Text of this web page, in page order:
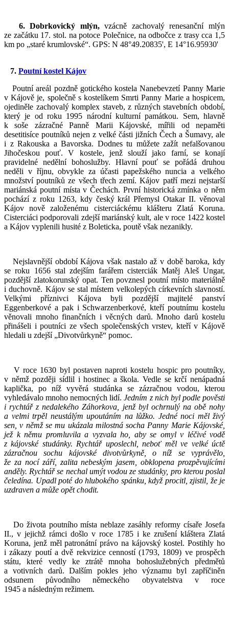
6. Dobrkovický mlýn,vzácně zachovalý renesanční mlýn
ze začátku 17. stol. na potoce Polečnice, na odbočce z trasy cca 1,5
km po „staré krumlovské“. GPS: N 48°49.20835', E 14°16.95930'
7. Poutní kostel Kájov
Poutní areál pozdně gotického kostela Nanebevzetí Panny Marie
v Kájově je, společně s kostelíkem Smrti Panny Marie a hospicem,
ojediněle zachovalý komplex staveb, z různých stavebních období,
který je od roku 1995 národní kulturní památkou. Sem, hlavně
k soše zázračné Panně Marii Kájovské, mířili od nepaměti
desetitisíce poutníků nejen z velké části jižních Čech a Šumavy, ale
i z Rakouska a Bavorska. Dodnes tu můžete zažít nefalšovanou
Jihočeskou pouť. V kostele, jenž slouží jako farní, se konají
pravidelné nedělní bohoslužby. Hlavní pouť se pořádá druhou
neděli v říjnu, obvykle za účasti papežského nuncia a velkého
množství poutníků ze všech třech zemí. Kájov patří mezi nejstarší
mariánská poutní místa v Čechách. První historická zmínka o něm
pochází z roku 1263, kdy český král Přemysl Otakar II. věnoval
Kájov nově založenému cisterciáckému klášteru Zlatá Koruna.
Cisterciáci podporovali zdejší mariánský kult, ale v roce 1422 kostel
a Kájov vyplenili husité z Boleticka, poutě však nezanikly.
Nejslavnější období Kájova však nastalo až v době baroka, kdy
se roku 1656 stal zdejším farářem cisterciák Matěj Aleš Ungar,
pozdější zlatokorunský opat. Ten povznesl poutní místo materiálně
i duchovně. Kájov se stal místem velkolepých církevních slavností.
Velkými příznivci Kájova byli pozdější majitelé panství
Eggenberkové a pak i Schwarzenberkové, kteří poutnímu kostelu
věnovali mnoho finančních i věcných darů. Mnoho darů kostelu
přinášeli i poutníci ze všech společenských vrstev, kteří v Kájově
hledali u zdejší „Divotvůrkyně“ pomoc.
V roce 1630 byl postaven naproti kostelu hospic pro poutníky,
v němž později sídlil i hostinec a škola. Vedle se krčí nenápadná
kaplička, po níž vyvěrá studánka se zázračnou vodou, kterou
vyhledávalo mnoho nemocných lidí.Jedním z nich byl podle pověsti
i rychtář z nedalekého Záhorkova,
jenž byl ochrnulý na obě nohy
a velmi trpěl neustálým upoutáním na lůžko. Jedné noci měl živý
sen, v němž se mu ukázala milostná socha Panny Marie Kájovské,
jež k němu promluvila a vyzvala ho, aby se omyl v léčivé vodě
z kájovské studánky. Rychtář uposlechl, neboť měl ve velké úctě
zázračnou sochu kájovské divotvůrkyně, o níž se vyprávělo,
že za nocí září, zalita nebeským jasem, obklopena prozpěvujícími
anděly. Rychtář se nechal umýt vodou ze studánky, pro kterou poslal
čeledína. Upadl poté do hlubokého spánku, když procitl, zjistil, že je
uzdraven a může opět chodit.
Do života poutního místa neblaze zasáhly reformy císaře Josefa
II., v jejichž rámci došlo v roce 1785 i ke zrušení kláštera Zlatá
Koruna, jenž měl patronátní právo na kájovský kostel. Postihly ho
i zákazy poutí a dvě rekvizice cenností (1793, 1809) ve prospěch
státu, které vedly ke ztrátě mnoha bohoslužebných předmětů
a votivních darů. Dalším pokles jeho významu byl zapříčiněn
odsunem původního německého obyvatelstva v roce
1945 a následným režimem.